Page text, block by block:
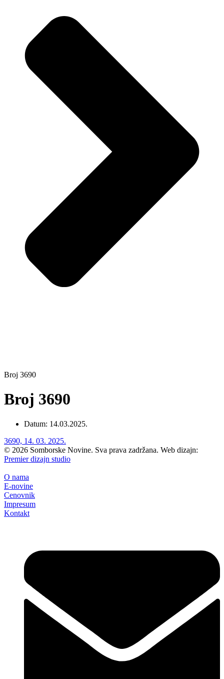
Broj 3690
Broj 3690
Datum: 14.03.2025.
3690, 14. 03. 2025.
© 2026 Somborske Novine. Sva prava zadržana. Web dizajn:
Premier dizajn studio
O nama
E-novine
Cenovnik
Impresum
Kontakt